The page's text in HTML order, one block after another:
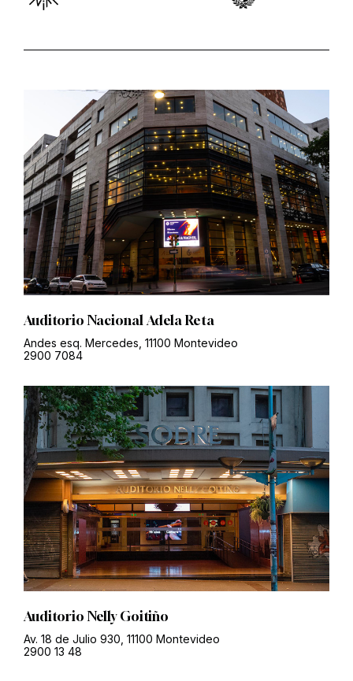
Auditorio Nacional Adela Reta
Andes esq. Mercedes, 11100 Montevideo
2900 7084
Auditorio Nelly Goitiño
Av. 18 de Julio 930, 11100 Montevideo
2900 13 48